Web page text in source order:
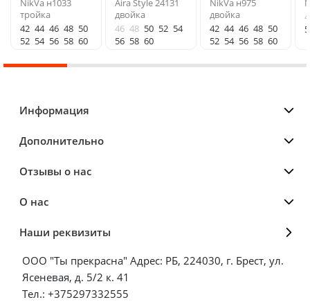
NikVa н1033
тройка
42 44 46 48 50
52 54 56 58 60
Aira Style 24131
двойка
46 48 50 52 54
56 58 60
NikVa н975
двойка
42 44 46 48 50
52 54 56 58 60
Информация
Дополнительно
Отзывы о нас
О нас
Наши реквизиты
ООО "Ты прекрасна" Адрес: РБ, 224030, г. Брест, ул.
Ясеневая, д. 5/2 к. 41
Тел.: +375297332555